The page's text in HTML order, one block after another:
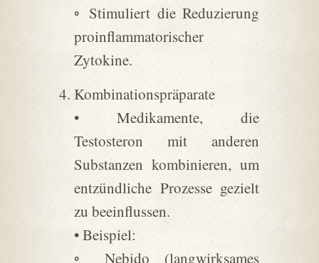
◦ Stimuliert die Reduzierung
proinflammatorischer
Zytokine.
Kombinationspräparate
• Medikamente, die
Testosteron mit anderen
Substanzen kombinieren, um
entzündliche Prozesse gezielt
zu beeinflussen.
• Beispiel:
◦ Nebido (langwirksames